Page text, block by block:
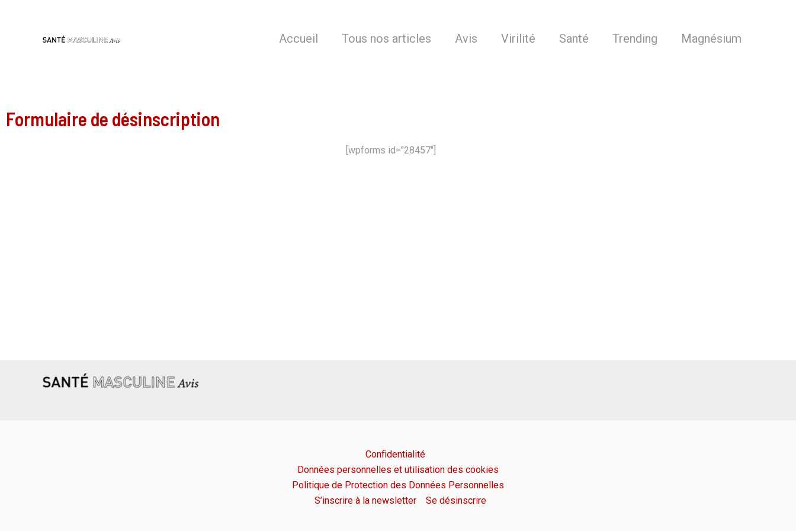
Accueil Tous nos articles Avis Virilité Santé Trending Magnésium
Formulaire de désinscription
[wpforms id="28457"]
Confidentialité
Données personnelles et utilisation des cookies
Politique de Protection des Données Personnelles
S’inscrire à la newsletter
Se désinscrire